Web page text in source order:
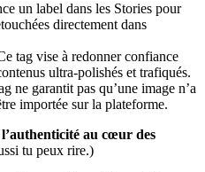
un label dans les Stories pour
directement dans
tag vise à redonner confiance
ultra-polishés et trafiqués.
ne garantit pas qu’une image n’a
importée sur la plateforme.
au cœur des
tu peux rire.)